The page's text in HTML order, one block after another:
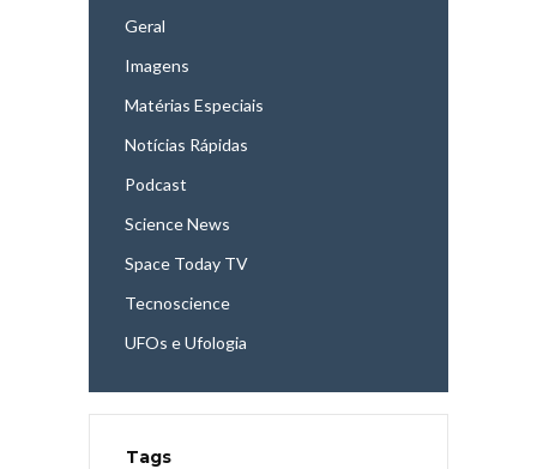
Geral
Imagens
Matérias Especiais
Notícias Rápidas
Podcast
Science News
Space Today TV
Tecnoscience
UFOs e Ufologia
Tags